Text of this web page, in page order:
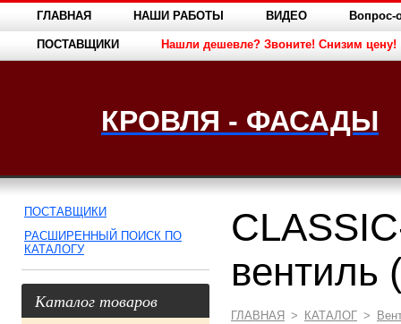
ГЛАВНАЯ НАШИ РАБОТЫ ВИДЕО Вопрос-
ПОСТАВЩИКИ Нашли дешевле? Звоните! Снизим цену!
КРОВЛЯ - ФАСАДЫ
ПОСТАВЩИКИ
РАСШИРЕННЫЙ ПОИСК ПО
КАТАЛОГУ
Каталог товаров
вентиль
ГЛАВНАЯ > КАТАЛОГ >